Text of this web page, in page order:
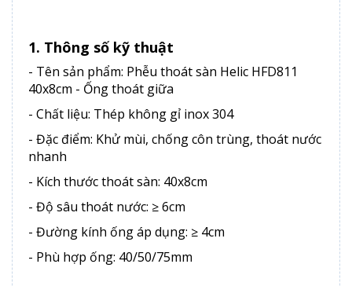
1. Thông số kỹ thuật
- Tên sản phẩm: Phễu thoát sàn Helic HFD811
40x8cm - Ống thoát giữa
- Chất liệu: Thép không gỉ inox 304
- Đặc điểm: Khử mùi, chống côn trùng, thoát nước
nhanh
- Kích thước thoát sàn: 40x8cm
- Độ sâu thoát nước: ≥ 6cm
- Đường kính ống áp dụng: ≥ 4cm
- Phù hợp ống: 40/50/75mm